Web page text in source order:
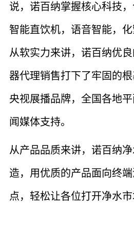
说，诺百纳掌握核心科技
智能直饮机，语音智能，化
从软实力来讲，诺百纳优
器代理销售打下了牢固的
央视展播品牌，全国各地
闻媒体支持。
从产品品质来讲，诺百纳
造，用优质的产品面向终
点，轻松让各位打开净水市